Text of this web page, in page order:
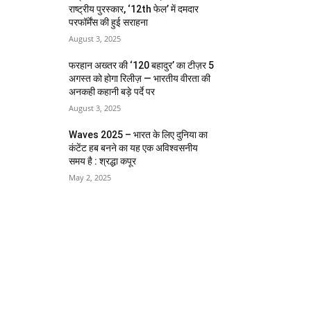
राष्ट्रीय पुरस्कार, ‘12th फेल’ में दमदार
परफॉर्मेंस की हुई सराहना
August 3, 2025
फरहान अख्तर की ‘120 बहादुर’ का टीज़र 5
अगस्त को होगा रिलीज़ — भारतीय वीरता की
अनकही कहानी बड़े पर्दे पर
August 3, 2025
Waves 2025 – भारत के लिए दुनिया का
कंटेंट हब बनने का यह एक अविश्वसनीय
समय है : श्रद्धा कपूर
May 2, 2025